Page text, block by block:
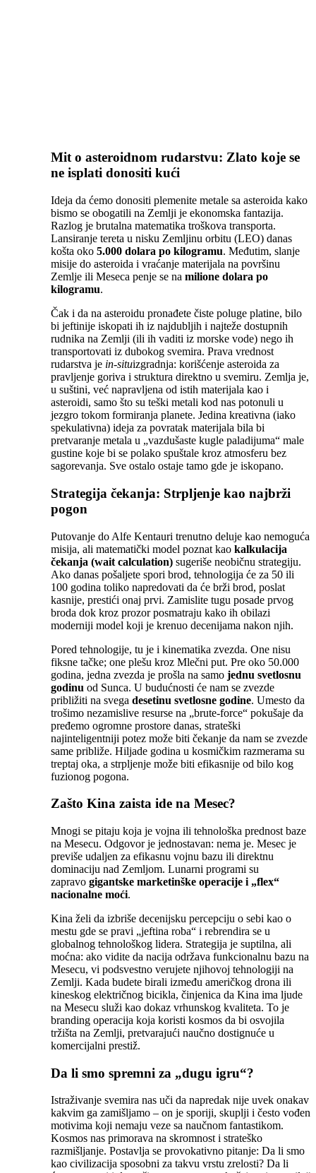
Mit o asteroidnom rudarstvu: Zlato koje se
ne isplati donositi kući
Ideja da ćemo donositi plemenite metale sa asteroida kako
bismo se obogatili na Zemlji je ekonomska fantazija.
Razlog je brutalna matematika troškova transporta.
Lansiranje tereta u nisku Zemljinu orbitu (LEO) danas
košta oko 5.000 dolara po kilogramu. Međutim, slanje
misije do asteroida i vraćanje materijala na površinu
Zemlje ili Meseca penje se na milione dolara po
kilogramu.
Čak i da na asteroidu pronađete čiste poluge platine, bilo
bi jeftinije iskopati ih iz najdubljih i najteže dostupnih
rudnika na Zemlji (ili ih vaditi iz morske vode) nego ih
transportovati iz dubokog svemira. Prava vrednost
rudarstva je in-situizgradnja: korišćenje asteroida za
pravljenje goriva i struktura direktno u svemiru. Zemlja je,
u suštini, već napravljena od istih materijala kao i
asteroidi, samo što su teški metali kod nas potonuli u
jezgro tokom formiranja planete. Jedina kreativna (iako
spekulativna) ideja za povratak materijala bila bi
pretvaranje metala u „vazdušaste kugle paladijuma“ male
gustine koje bi se polako spuštale kroz atmosferu bez
sagorevanja. Sve ostalo ostaje tamo gde je iskopano.
Strategija čekanja: Strpljenje kao najbrži
pogon
Putovanje do Alfe Kentauri trenutno deluje kao nemoguća
misija, ali matematički model poznat kao kalkulacija
čekanja (wait calculation) sugeriše neobičnu strategiju.
Ako danas pošaljete spori brod, tehnologija će za 50 ili
100 godina toliko napredovati da će brži brod, poslat
kasnije, prestići onaj prvi. Zamislite tugu posade prvog
broda dok kroz prozor posmatraju kako ih obilazi
moderniji model koji je krenuo decenijama nakon njih.
Pored tehnologije, tu je i kinematika zvezda. One nisu
fiksne tačke; one plešu kroz Mlečni put. Pre oko 50.000
godina, jedna zvezda je prošla na samo jednu svetlosnu
godinu od Sunca. U budućnosti će nam se zvezde
približiti na svega desetinu svetlosne godine. Umesto da
trošimo nezamislive resurse na „brute-force“ pokušaje da
pređemo ogromne prostore danas, strateški
najinteligentniji potez može biti čekanje da nam se zvezde
same približe. Hiljade godina u kosmičkim razmerama su
treptaj oka, a strpljenje može biti efikasnije od bilo kog
fuzionog pogona.
Zašto Kina zaista ide na Mesec?
Mnogi se pitaju koja je vojna ili tehnološka prednost baze
na Mesecu. Odgovor je jednostavan: nema je. Mesec je
previše udaljen za efikasnu vojnu bazu ili direktnu
dominaciju nad Zemljom. Lunarni programi su
zapravo gigantske marketinške operacije i „flex“
nacionalne moći.
Kina želi da izbriše decenijsku percepciju o sebi kao o
mestu gde se pravi „jeftina roba“ i rebrendira se u
globalnog tehnološkog lidera. Strategija je suptilna, ali
moćna: ako vidite da nacija održava funkcionalnu bazu na
Mesecu, vi podsvestno verujete njihovoj tehnologiji na
Zemlji. Kada budete birali između američkog drona ili
kineskog električnog bicikla, činjenica da Kina ima ljude
na Mesecu služi kao dokaz vrhunskog kvaliteta. To je
branding operacija koja koristi kosmos da bi osvojila
tržišta na Zemlji, pretvarajući naučno dostignuće u
komercijalni prestiž.
Da li smo spremni za „dugu igru“?
Istraživanje svemira nas uči da napredak nije uvek onakav
kakvim ga zamišljamo – on je sporiji, skuplji i često vođen
motivima koji nemaju veze sa naučnom fantastikom.
Kosmos nas primorava na skromnost i strateško
razmišljanje. Postavlja se provokativno pitanje: Da li smo
kao civilizacija sposobni za takvu vrstu zrelosti? Da li